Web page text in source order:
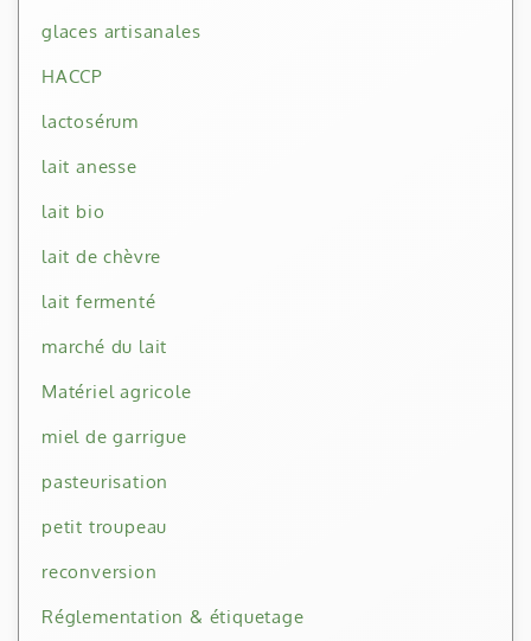
glaces artisanales
HACCP
lactosérum
lait anesse
lait bio
lait de chèvre
lait fermenté
marché du lait
Matériel agricole
miel de garrigue
pasteurisation
petit troupeau
reconversion
Réglementation & étiquetage